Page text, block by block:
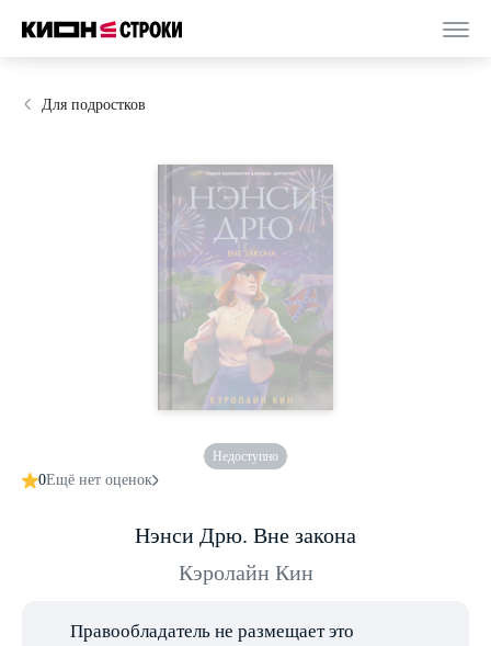
Для подростков
Недоступно
0Ещё нет оценок
Нэнси Дрю. Вне закона
Кэролайн Кин
Правообладатель не размещает это